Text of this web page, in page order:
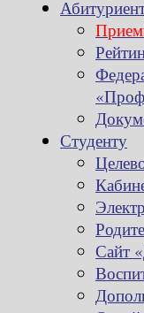
Студенту
Сайт